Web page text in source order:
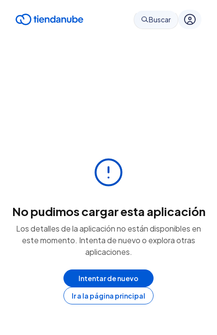
Buscar
No pudimos cargar esta aplicación
Los detalles de la aplicación no están disponibles en
este momento. Intenta de nuevo o explora otras
aplicaciones.
Intentar de nuevo
Ir a la página principal